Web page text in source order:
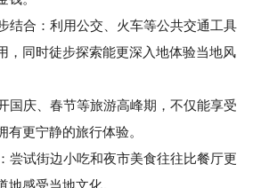
合：利用公交、火车等公共交通工具
，同时徒步探索能更深入地体验当地风
庆、春节等旅游高峰期，不仅能享受
更宁静的旅行体验。
试街边小吃和夜市美食往往比餐厅更
感受当地文化。